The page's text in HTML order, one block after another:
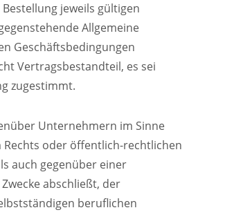
jeweils gültigen
Allgemeine
Geschäftsbedingungen
Vertragsbestandteil, es sei
zugestimmt.
Unternehmern im Sinne
Rechts oder öffentlich-rechtlichen
auch gegenüber einer
abschließt, der
beruflichen